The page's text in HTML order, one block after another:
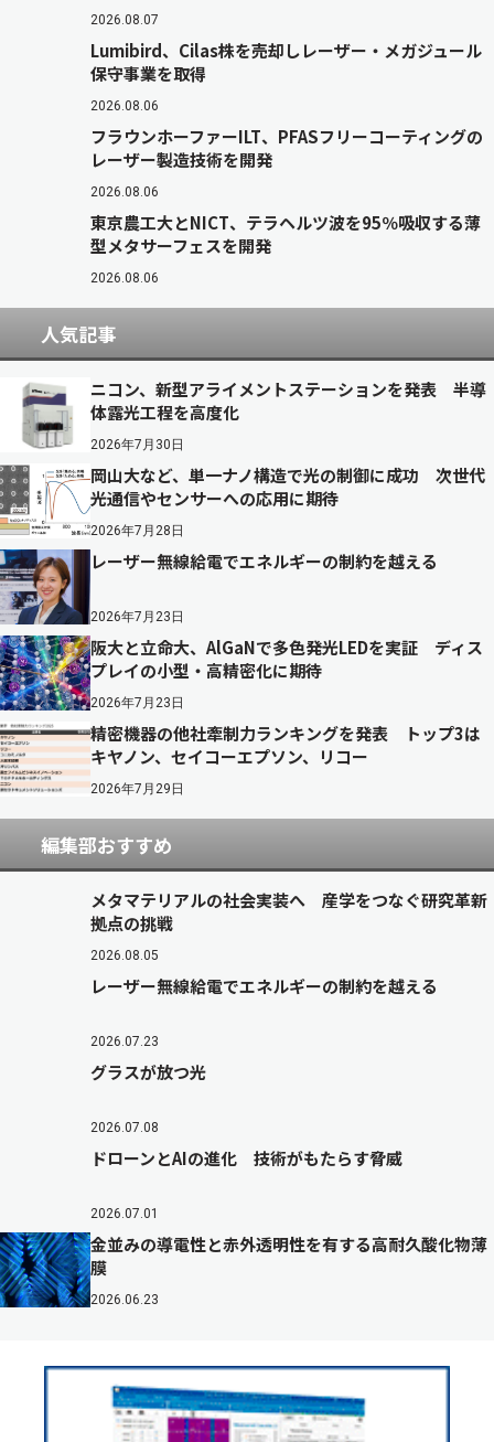
2026.08.07
Lumibird、Cilas株を売却しレーザー・メガジュール
保守事業を取得
2026.08.06
フラウンホーファーILT、PFASフリーコーティングの
レーザー製造技術を開発
2026.08.06
東京農工大とNICT、テラヘルツ波を95％吸収する薄
型メタサーフェスを開発
2026.08.06
人気記事
ニコン、新型アライメントステーションを発表 半導
体露光工程を高度化
2026年7月30日
岡山大など、単一ナノ構造で光の制御に成功 次世代
光通信やセンサーへの応用に期待
2026年7月28日
レーザー無線給電でエネルギーの制約を越える
2026年7月23日
阪大と立命大、AlGaNで多色発光LEDを実証 ディス
プレイの小型・高精密化に期待
2026年7月23日
精密機器の他社牽制力ランキングを発表 トップ3は
キヤノン、セイコーエプソン、リコー
2026年7月29日
編集部おすすめ
メタマテリアルの社会実装へ 産学をつなぐ研究革新
拠点の挑戦
2026.08.05
レーザー無線給電でエネルギーの制約を越える
2026.07.23
グラスが放つ光
2026.07.08
ドローンとAIの進化 技術がもたらす脅威
2026.07.01
金並みの導電性と赤外透明性を有する高耐久酸化物薄
膜
2026.06.23